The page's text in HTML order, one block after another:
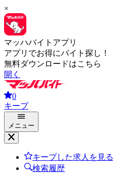
×
マッハバイトアプリ
アプリでお得にバイト探し！
無料ダウンロードはこちら
開く
0
キープ
メニュー
キープした求人を見る
検索履歴